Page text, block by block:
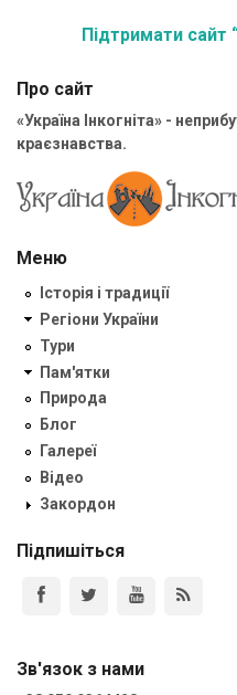
Підтримати сайт
Про сайт
«Україна Інкогніта» -
краєзнавства.
Меню
Історія і традиції
Регіони України
Тури
Пам'ятки
Природа
Блог
Галереї
Відео
Закордон
Підпишіться
Зв'язок з нами